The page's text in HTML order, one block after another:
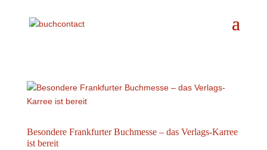
Besondere Frankfurter Buchmesse – das Verlags-Karree
ist bereit